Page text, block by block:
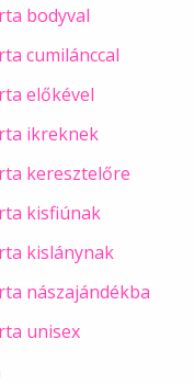
bodyval
cumilánccal
előkével
ikreknek
keresztelőre
kisfiúnak
kislánynak
nászajándékba
unisex